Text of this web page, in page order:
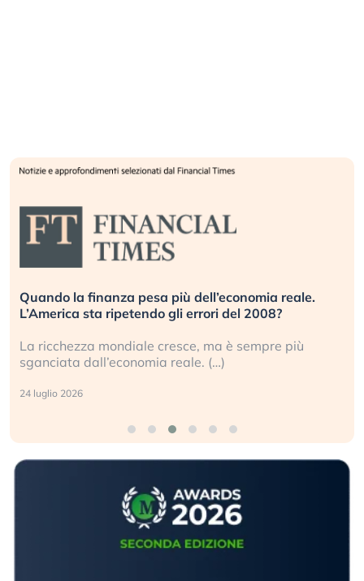
Russia e Cina pronti a spegnere Starlink. Gli
investitori stanno sottovalutando il rischio?
Gli investitori tech continuano a ignorare il
geopolitico: il (…)